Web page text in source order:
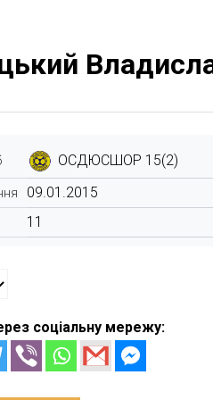
ОСДЮСШОР 15(2)
09.01.2015
11
соціальну мережу: